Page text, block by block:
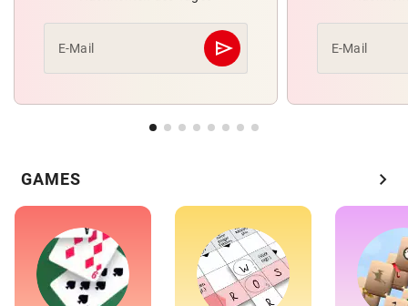
E-Mail send
Abschicken E-Mail
GAMES chevron_right